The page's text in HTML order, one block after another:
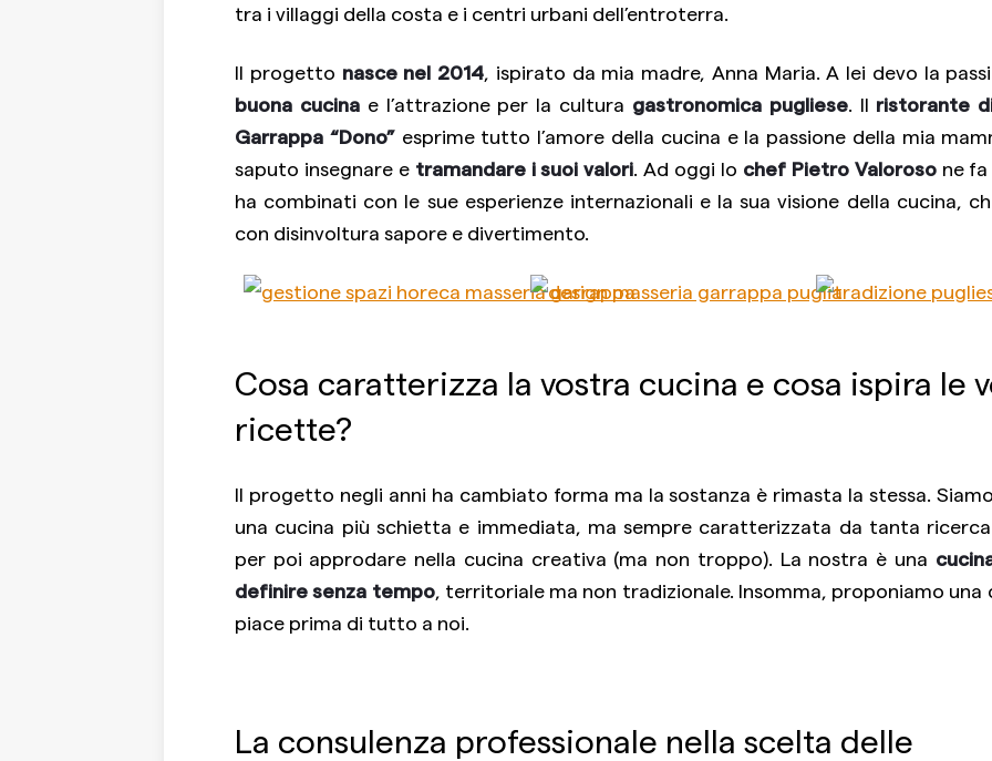
tra i villaggi della costa e i centri urbani dell’entroterra.
Il progetto nasce nel 2014 , ispirato da mia madre, Anna Maria. A lei devo la
buona cucinae l’attrazione per la cultura gastronomica pugliese. Il ristorante
Garrappa “Dono”esprime tutto l’amore della cucina e la passione della mia
saputo insegnare e tramandare i suoi valori . Ad oggi lo chef Pietro Valoroso ne
ha combinati con le sue esperienze internazionali e la sua visione della cucina,
con disinvoltura sapore e divertimento.
Cosa caratterizza la vostra cucina e cosa ispira le
ricette?
Il progetto negli anni ha cambiato forma ma la sostanza è rimasta la stessa.
una cucina più schietta e immediata, ma sempre caratterizzata da tanta
per poi approdare nella cucina creativa (ma non troppo). La nostra è una
definire senza tempo, territoriale ma non tradizionale. Insomma, proponiamo una
piace prima di tutto a noi.
La consulenza professionale nella scelta delle